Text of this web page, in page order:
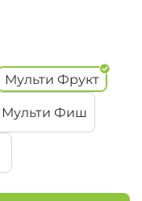
Мульти Фрукт
Мульти Фиш